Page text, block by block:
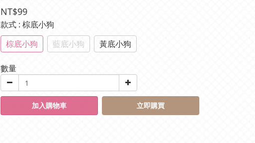
NT$99
款式 : 棕底小狗
棕底小狗
藍底小狗 黃底小狗
數量
加入購物車 立即購買